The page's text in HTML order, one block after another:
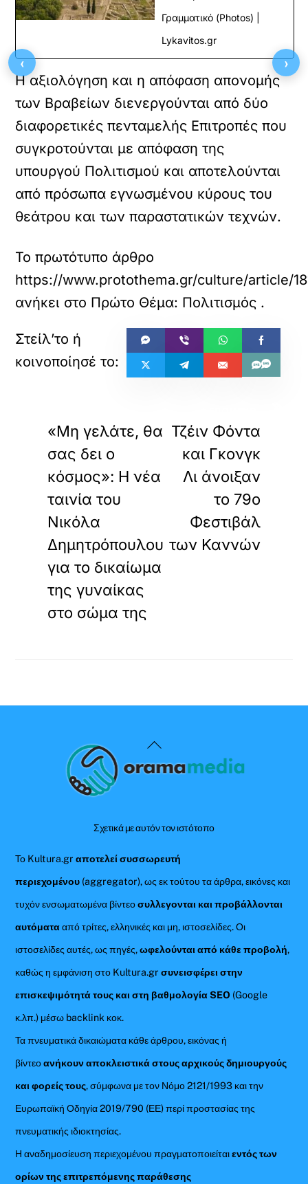
Γραμματικό (Photos) |
Lykavitos.gr
Η αξιολόγηση και η απόφαση απονομής
των Βραβείων διενεργούνται από δύο
διαφορετικές πενταμελής Επιτροπές που
συγκροτούνται με απόφαση της
υπουργού Πολιτισμού και αποτελούνται
από πρόσωπα εγνωσμένου κύρους του
θεάτρου και των παραστατικών τεχνών.
Το πρωτότυπο άρθρο
https://www.protothema.gr/culture/article/
ανήκει στο Πρώτο Θέμα: Πολιτισμός .
«Μη γελάτε, θα
σας δει ο
κόσμος»: Η νέα
ταινία του
Νικόλα
Δημητρόπουλου
για το δικαίωμα
της γυναίκας
στο σώμα της
Τζέιν Φόντα
και Γκονγκ
Λι άνοιξαν
το 79ο
Φεστιβάλ
των Καννών
Back
To
Σχετικά με αυτόν τον ιστότοπο
Το Kultura.grαποτελεί συσσωρευτή
περιεχομένου (aggregator), ως εκ τούτου τα άρθρα, εικόνες και
τυχόν ενσωματωμένα βίντεοσυλλεγονται και προβάλλονται
αυτόματααπό τρίτες, ελληνικές και μη, ιστοσελίδες. Οι
ιστοσελίδες αυτές, ως πηγές,ωφελούνται από κάθε προβολή,
καθώς η εμφάνιση στο Kultura.gr συνεισφέρει στην
επισκεψιμότητά τους και στη βαθμολογία SEO (Google
κ.λπ.) μέσω backlink κοκ.
Τα πνευματικά δικαιώματα κάθε άρθρου, εικόνας ή
βίντεοανήκουν αποκλειστικά στους αρχικούς δημιουργούς
και φορείς τους, σύμφωνα με τον Νόμο 2121/1993 και την
Ευρωπαϊκή Οδηγία 2019/790 (ΕΕ) περί προστασίας της
πνευματικής ιδιοκτησίας.
Η αναδημοσίευση περιεχομένου πραγματοποιείταιεντός των
ορίων της επιτρεπόμενης παράθεσης
‹ ›